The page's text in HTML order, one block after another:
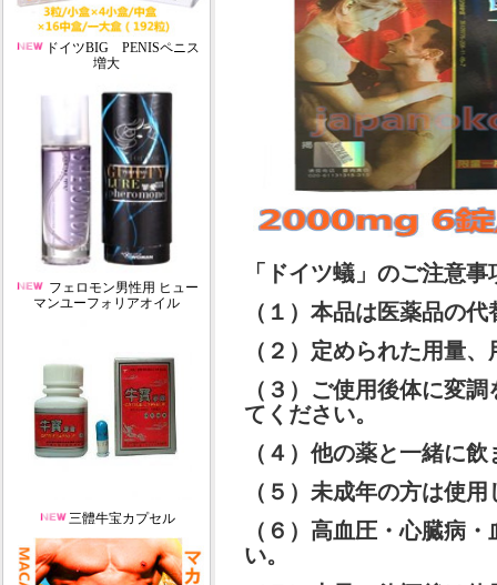
ドイツBIG PENISペニス
増大
フェロモン男性用 ヒュー
マンユーフォリアオイル
三體牛宝カプセル
「ドイツ蟻」のご注意事
（１）本品は医薬品の
（２）定められた用量
（３）ご使用後体に変
てください。
（４）他の薬と一緒に
（５）未成年の方は使
（６）高血圧・心臓病
い。